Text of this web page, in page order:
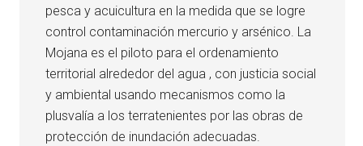
pesca y acuicultura en la medida que se logre
control contaminación mercurio y arsénico. La
Mojana es el piloto para el ordenamiento
territorial alrededor del agua , con justicia social
y ambiental usando mecanismos como la
plusvalía a los terratenientes por las obras de
protección de inundación adecuadas.